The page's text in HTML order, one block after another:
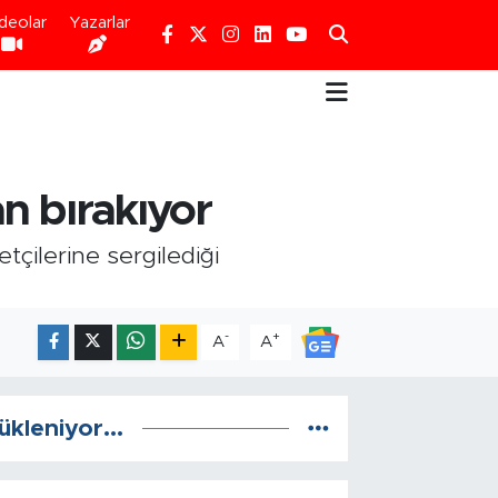
Yazarlar
bırakıyor
sergilediği
A- A+